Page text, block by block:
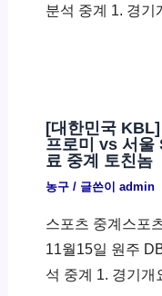
분석 중계 1. 경
[대한민국
프로미 vs 서울
료 중계 토친놈
농구/ 글쓴이 admin
스포츠 중계스포
11월15일 원주
석 중계 1. 경기